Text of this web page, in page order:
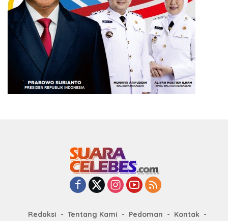
Redaksi Tentang Kami Pedoman Kontak